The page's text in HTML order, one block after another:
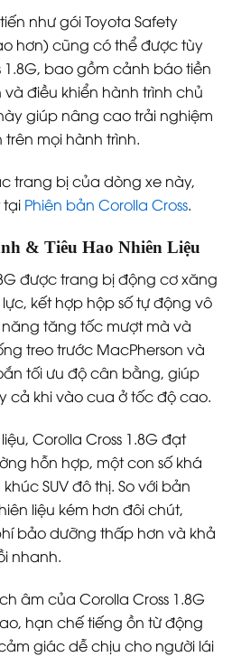
như gói Toyota Safety
hơn) cũng có thể được tùy
1.8G, bao gồm cảnh báo tiền
điều khiển hành trình chủ
giúp nâng cao trải nghiệm
mọi hành trình.
trang bị của dòng xe này,
tại Phiên bản Corolla Cross.
& Tiêu Hao Nhiên Liệu
được trang bị động cơ xăng
lực, kết hợp hộp số tự động vô
tăng tốc mượt mà và
treo trước MacPherson và
tối ưu độ cân bằng, giúp
cả khi vào cua ở tốc độ cao.
Corolla Cross 1.8G đạt
hỗn hợp, một con số khá
SUV đô thị. So với bản
liệu kém hơn đôi chút,
bảo dưỡng thấp hơn và khả
nhanh.
âm của Corolla Cross 1.8G
hạn chế tiếng ồn từ động
giác dễ chịu cho người lái